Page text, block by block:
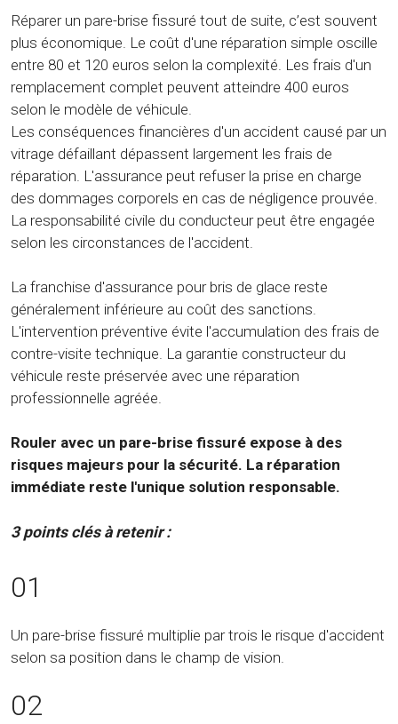
Réparer un pare-brise fissuré tout de suite, c’est souvent
plus économique. Le coût d'une réparation simple oscille
entre 80 et 120 euros selon la complexité. Les frais d'un
remplacement complet peuvent atteindre 400 euros
selon le modèle de véhicule.
Les conséquences financières d'un accident causé par un
vitrage défaillant dépassent largement les frais de
réparation. L'assurance peut refuser la prise en charge
des dommages corporels en cas de négligence prouvée.
La responsabilité civile du conducteur peut être engagée
selon les circonstances de l'accident.
La franchise d'assurance pour bris de glace reste
généralement inférieure au coût des sanctions.
L'intervention préventive évite l'accumulation des frais de
contre-visite technique. La garantie constructeur du
véhicule reste préservée avec une réparation
professionnelle agréée.
Rouler avec un pare-brise fissuré expose à des
risques majeurs pour la sécurité. La réparation
immédiate reste l'unique solution responsable.
3 points clés à retenir :
01
Un pare-brise fissuré multiplie par trois le risque d'accident
selon sa position dans le champ de vision.
02